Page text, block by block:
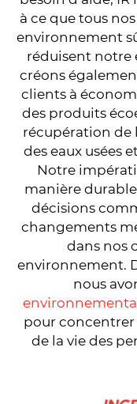
à ce que tous
environnement
réduisent notre
créons
clients à
des produits
récupération de
des eaux usées
Notre
manière durable
décisions
changements
dans nos
environnement.
nous
pour concentrer
de la vie des